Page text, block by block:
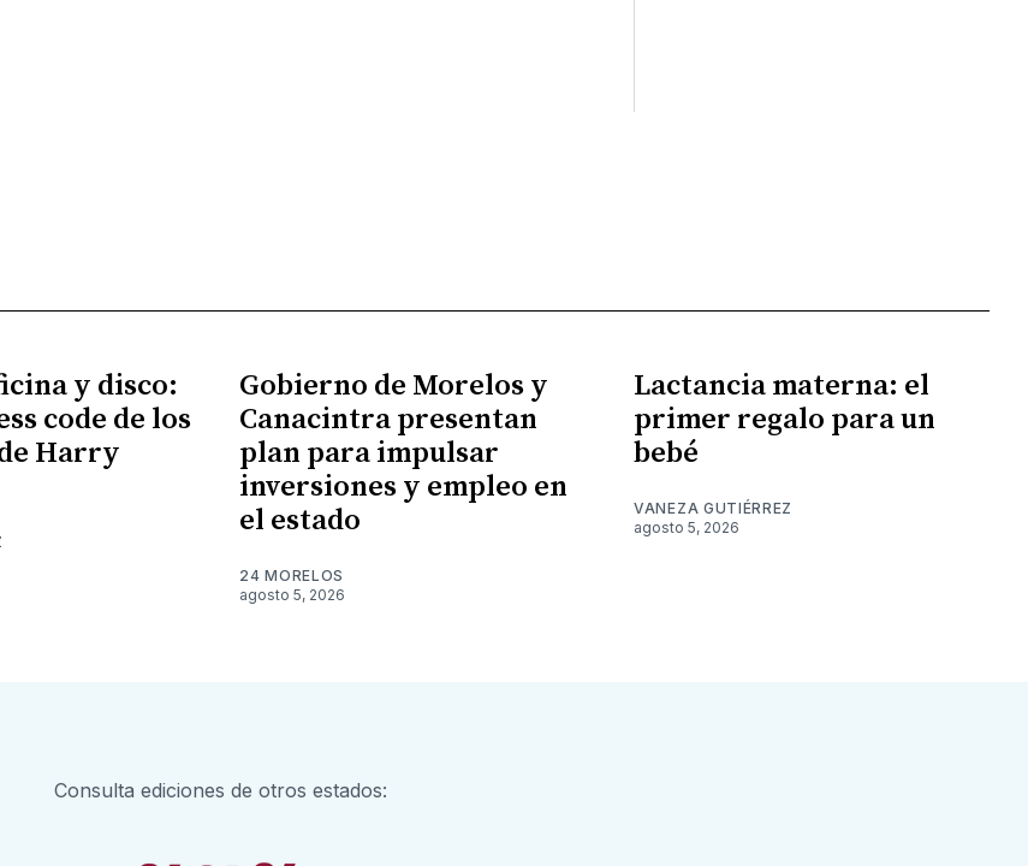
y disco:
code de los
Harry
Gobierno de Morelos y
Canacintra presentan
plan para impulsar
inversiones y empleo en
el estado
24 MORELOS
agosto 5, 2026
Lactancia materna: el
primer regalo para un
bebé
VANEZA GUTIÉRREZ
agosto 5, 2026
Consulta ediciones de otros estados: